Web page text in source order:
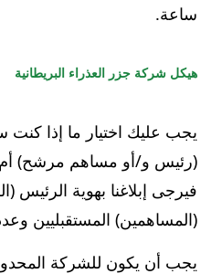
ساعة.
هيكل شركة جزر العذراء البريطانية
يجب عليك اختيار ما إذا
(رئيس و/أو مساهم مرشح) أم
فيرجى إبلاغنا بهوية الرئيس
(المساهمين) المستقبليين
يجب أن يكون للشركة